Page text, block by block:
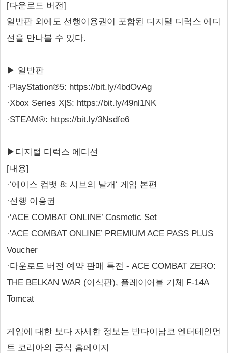
[다운로드 버전]
일반판 외에도 선행이용권이 포함된 디지털 디럭스 에디
션을 만나볼 수 있다.
▶ 일반판
·PlayStation®5: https://bit.ly/4bdOvAg
·Xbox Series X|S: https://bit.ly/49nl1NK
·STEAM®: https://bit.ly/3Nsdfe6
▶디지털 디럭스 에디션
[내용]
·‘에이스 컴뱃 8: 시브의 날개‘ 게임 본편
·선행 이용권
·‘ACE COMBAT ONLINE’ Cosmetic Set
·'ACE COMBAT ONLINE’ PREMIUM ACE PASS PLUS
Voucher
·다운로드 버전 예약 판매 특전 - ACE COMBAT ZERO:
THE BELKAN WAR (이식판), 플레이어블 기체 F-14A
Tomcat
게임에 대한 보다 자세한 정보는 반다이남코 엔터테인먼
트 코리아의 공식 홈페이지